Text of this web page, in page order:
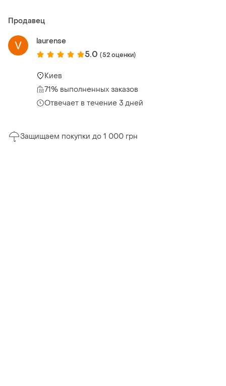
Продавец
laurense
5.0 (52 оценки)
Киев
71% выполненных заказов
Отвечает в течение 3 дней
Защищаем покупки до 1 000 грн